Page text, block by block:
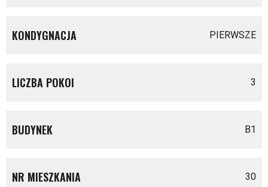
KONDYGNACJA PIERWSZE
LICZBA POKOI 3
BUDYNEK B1
NR MIESZKANIA 30